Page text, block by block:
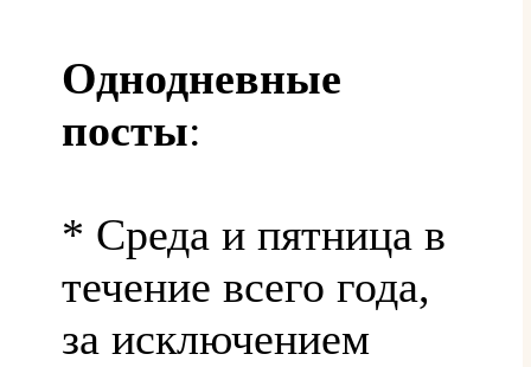
Однодневные
посты:
* Среда и пятница в
течение всего года,
за исключением